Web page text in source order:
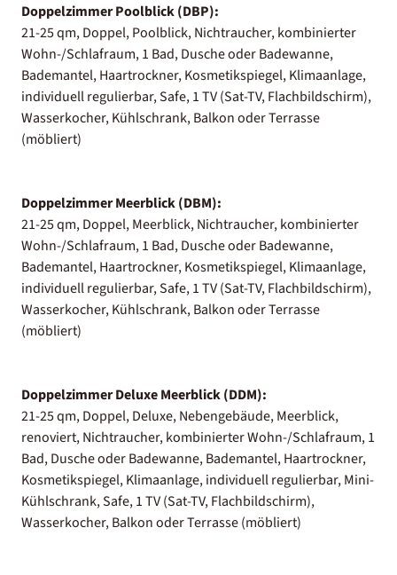
Doppelzimmer Poolblick (DBP):
21-25 qm, Doppel, Poolblick, Nichtraucher, kombinierter
Wohn-/Schlafraum, 1 Bad, Dusche oder Badewanne,
Bademantel, Haartrockner, Kosmetikspiegel, Klimaanlage,
individuell regulierbar, Safe, 1 TV (Sat-TV, Flachbildschirm),
Wasserkocher, Kühlschrank, Balkon oder Terrasse
(möbliert)
Doppelzimmer Meerblick (DBM):
21-25 qm, Doppel, Meerblick, Nichtraucher, kombinierter
Wohn-/Schlafraum, 1 Bad, Dusche oder Badewanne,
Bademantel, Haartrockner, Kosmetikspiegel, Klimaanlage,
individuell regulierbar, Safe, 1 TV (Sat-TV, Flachbildschirm),
Wasserkocher, Kühlschrank, Balkon oder Terrasse
(möbliert)
Doppelzimmer Deluxe Meerblick (DDM):
21-25 qm, Doppel, Deluxe, Nebengebäude, Meerblick,
renoviert, Nichtraucher, kombinierter Wohn-/Schlafraum, 1
Bad, Dusche oder Badewanne, Bademantel, Haartrockner,
Kosmetikspiegel, Klimaanlage, individuell regulierbar, Mini-
Kühlschrank, Safe, 1 TV (Sat-TV, Flachbildschirm),
Wasserkocher, Balkon oder Terrasse (möbliert)